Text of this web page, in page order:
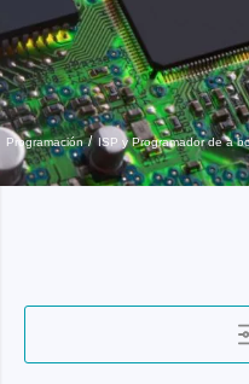
Programación ISP y Programador de a